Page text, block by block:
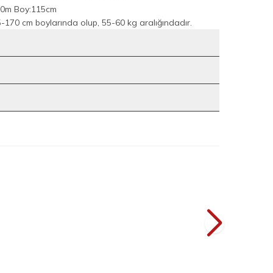
Boy:115cm
cm boylarında olup, 55-60 kg aralığındadır.